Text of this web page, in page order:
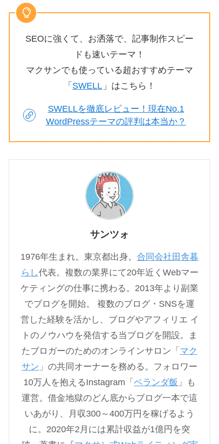
SEOに強くて、お洒落で、記事制作スピー
ドも速いテーマ！
マクサンでも使っている超おすすめテーマ
「 SWELL 」はこちら！
SWELLを徹底レビュー！現在No.1
WordPressテーマの評判は本当か？
サンツォ
1976年生まれ。東京都出身。 合同会社田舎暮
らし代表。複数の業界にて20年近くWebマー
ケティングの仕事に携わる。2013年より副業
でブログを開始。 複数のブログ・SNSを運
営した経験を活かし、ブログやアフィリエ イ
トのノウハウを発信する当ブログを開設。ま
たブロガーのためのオンラインサロン「 マク
サン 」の共同オーナーを務める。フォロワー
10万人を抱えるInstagram「 ベランダ飯 」も
運営。借金地獄のどん底からブログ一本で這
いあがり、月収300～400万円を稼げるよう
に。2020年2月には累計収益が1億円を突